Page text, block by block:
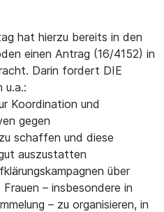
hat hierzu bereits in den
einen Antrag (16/4152) in
Darin fordert DIE
u.a.:
Koordination und
gegen
schaffen und diese
auszustatten
über
– insbesondere in
– zu organisieren, in